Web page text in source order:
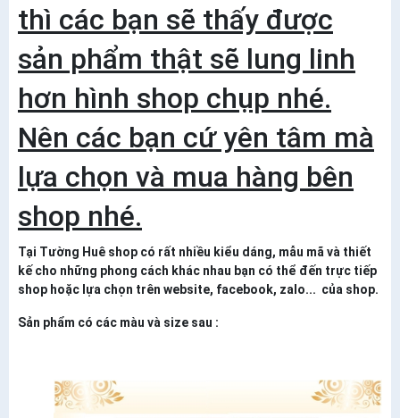
thì các bạn sẽ thấy được
sản phẩm thật sẽ lung linh
hơn hình shop chụp nhé.
Nên các bạn cứ yên tâm mà
lựa chọn và mua hàng bên
shop nhé.
Tại Tường Huê shop có rất nhiều kiểu dáng, mẫu mã và thiết
kế cho những phong cách khác nhau bạn có thể đến trực tiếp
shop hoặc lựa chọn trên website, facebook, zalo... của shop.
Sản phẩm có các màu và size sau :